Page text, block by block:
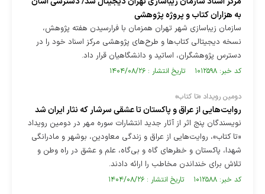
به هزاران کتاب و پروژه پژوهشی
سازمان زیباسازی شهر تهران همزمان با فرارسیدن هفته پژوهش،
نسخه دیجیتالی کتاب‌ها و طرح‌های پژوهشی مرکز اسناد خود را در
دسترس پژوهشگران، اساتید و دانشگاهیان قرار داد.
کد خبر: ۱۰۱۲۵۹۸ تاریخ انتشار : ۱۴۰۴/۰۸/۲۶
دومین رویداد «تا کتاب»
روایت‌هایی از عراق و پاکستان تا عشقی سرشار که نثار ایران شد
نویسندگان پنج اثر از آثار جدید انتشارات سوره مهر در دومین رویداد
«تا کتاب»، روایت‌هایی از عراق و زندگی معاودین، بوشهر و مادرانگی
شهدا، پاکستان و خطر‌های گاه و بی‌گاه، علم و عشق در راه وطن و
تلاش برای خنداندن مخاطب را ارائه دادند.
کد خبر: ۱۰۱۲۵۸۸ تاریخ انتشار : ۱۴۰۴/۰۸/۲۶